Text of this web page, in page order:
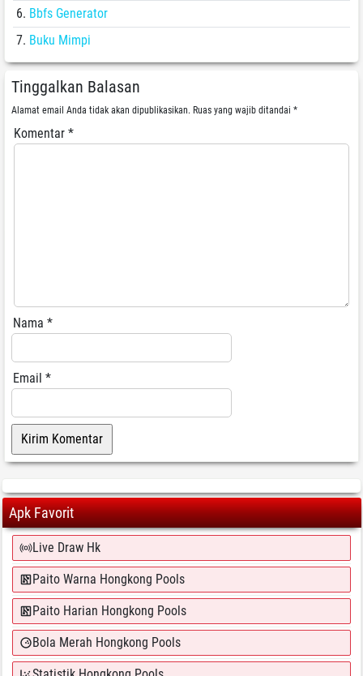
Bbfs Generator
Buku Mimpi
Tinggalkan Balasan
Alamat email Anda tidak akan dipublikasikan. Ruas yang wajib ditandai *
Komentar *
Nama *
Email *
Apk Favorit
Live Draw Hk
Paito Warna Hongkong Pools
Paito Harian Hongkong Pools
Bola Merah Hongkong Pools